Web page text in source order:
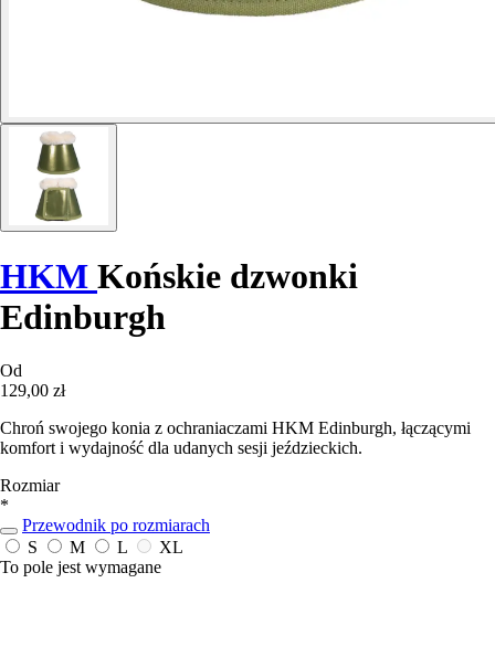
HKM Końskie dzwonki
Edinburgh
Od
129,00 zł
Chroń swojego konia z ochraniaczami HKM Edinburgh, łączącymi
komfort i wydajność dla udanych sesji jeździeckich.
Rozmiar
*
Przewodnik po rozmiarach
S
M L
XL
To pole jest wymagane